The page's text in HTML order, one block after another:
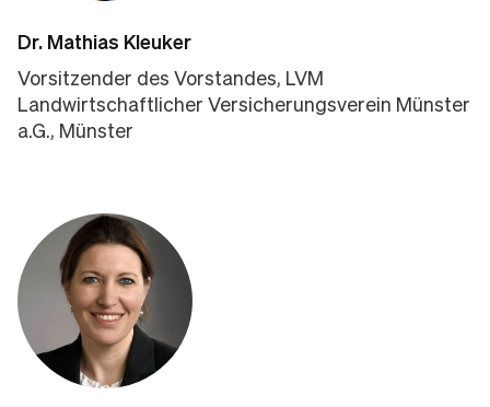
Dr. Mathias Kleuker
Vorsitzender des Vorstandes, LVM
Landwirtschaftlicher Versicherungsverein Münster
a.G., Münster